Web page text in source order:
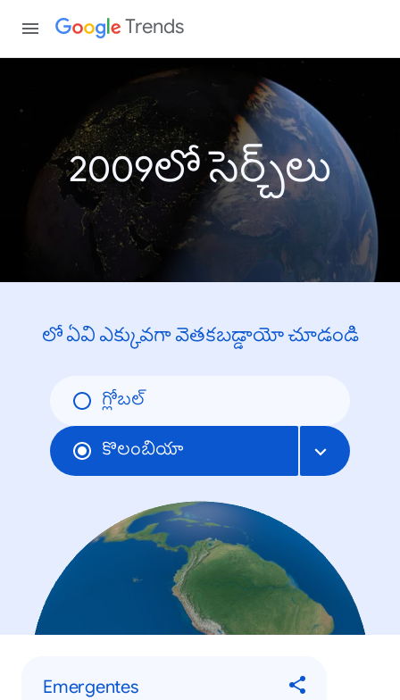
Trends
2009లో సెర్చ్‌లు
లో ఏవి ఎక్కువగా వెతకబడ్డాయో చూడండి
గ్లోబల్
కొలంబియా
Emergentes